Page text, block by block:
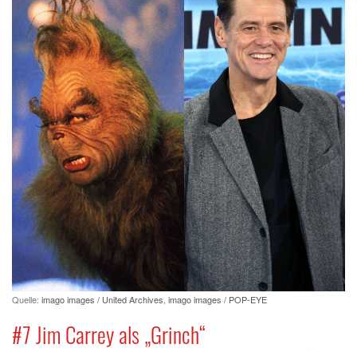
Quelle: imago images / United Archives imago images / POP-EYE
#7 Jim Carrey als „Grinch“